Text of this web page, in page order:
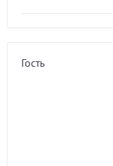
Гость